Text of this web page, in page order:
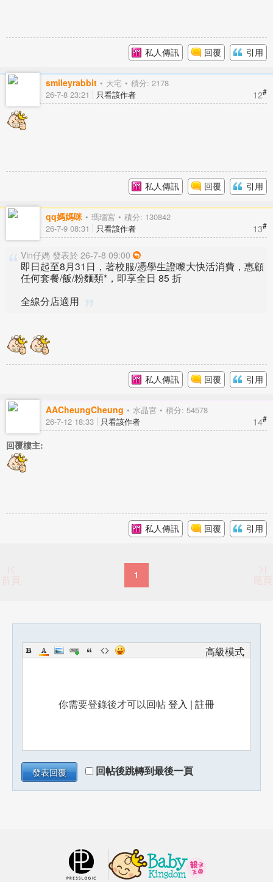
私人傳訊 回覆 引用
smileyrabbit 大宅 積分: 2178
12#
26-7-8 23:21 只看該作者
私人傳訊 回覆 引用
qq媽媽咪 瑪瑙宮 積分: 130842
13#
26-7-9 08:31 只看該作者
Vin仔媽 發表於 26-7-8 09:00
即日起至8月31日，著校服/憑學生證嚟大快活消費，惠顧
任何套餐/飯/粉麵類*，即享全日 85 折
全線分店適用
私人傳訊 回覆 引用
AACheungCheung 水晶宮 積分: 54578
14#
26-7-12 18:33 只看該作者
回覆樓主:
私人傳訊 回覆 引用
首頁 1 尾頁
高級模式
你需要登錄後才可以回帖登入 | 註冊
發表回覆 回帖後跳轉到最後一頁